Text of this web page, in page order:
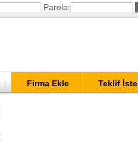
Parola:
Teklif İste
Firma Ekle